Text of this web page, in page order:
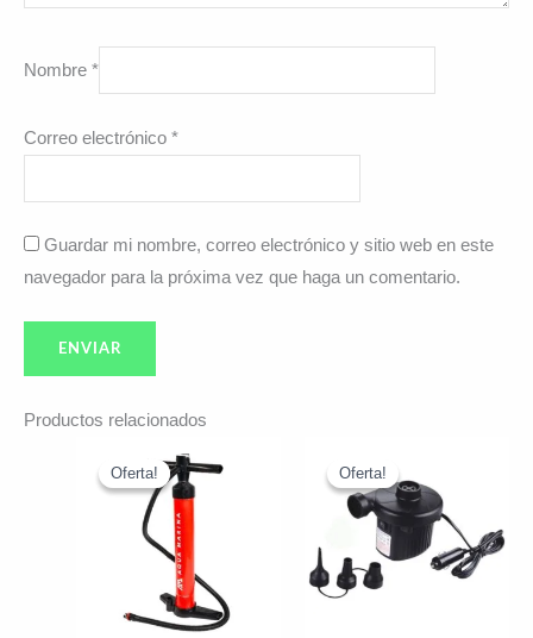
Nombre *
Correo electrónico *
Guardar mi nombre, correo electrónico y sitio web en este
navegador para la próxima vez que haga un comentario.
Productos relacionados
Oferta!
Oferta!precio
original
era:
$89.990.
precio
Oferta!
Oferta!precio
original
era:
$12.593.
es:
$11.590.